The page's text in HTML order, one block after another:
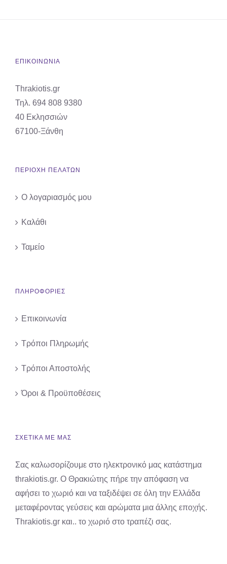
ΕΠΙΚΟΙΝΩΝΙΑ
Thrakiotis.gr
Τηλ. 694 808 9380
40 Εκλησσιών
67100-Ξάνθη
ΠΕΡΙΟΧΗ ΠΕΛΑΤΩΝ
Ο λογαριασμός μου
Καλάθι
Ταμείο
ΠΛΗΡΟΦΟΡΙΕΣ
Επικοινωνία
Τρόποι Πληρωμής
Τρόποι Αποστολής
Όροι & Προϋποθέσεις
ΣΧΕΤΙΚΑ ΜΕ ΜΑΣ
Σας καλωσορίζουμε στο ηλεκτρονικό μας κατάστημα
thrakiotis.gr. Ο Θρακιώτης πήρε την απόφαση να
αφήσει το χωριό και να ταξιδέψει σε όλη την Ελλάδα
μεταφέροντας γεύσεις και αρώματα μια άλλης εποχής.
Thrakiotis.gr και.. το χωριό στο τραπέζι σας.